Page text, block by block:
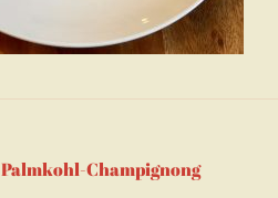
Palmkohl-Champignong